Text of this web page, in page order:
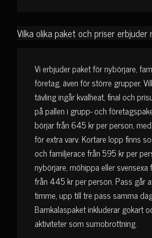
Vilka olika paket och priser erbjuder
Vi erbjuder paket för nybörjare,
företag, även för större grupper.
tävling ingår kvalheat, final och
på pallen i grupp- och
börjar från 645 kr per person,
för extra varv. Kortare lopp finns
och familjerace från 595 kr per
nybörjare, möhippa eller svensexa
från 445 kr per person. Pass går
timme, upp till tre pass samma
Barnkalaspaket inkluderar gokart
aktiviteter som sumobrottning.